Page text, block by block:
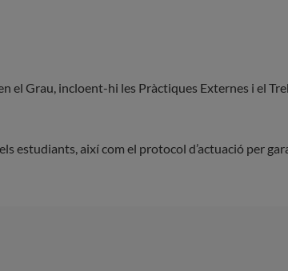
el Grau, incloent-hi les Pràctiques Externes i el
estudiants, així com el protocol d’actuació per